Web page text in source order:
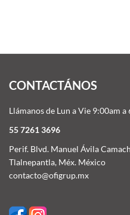
CONTACTÁNOS
Llámanos de Lun a Vie 9:00am a
55 7261 3696
Perif. Blvd. Manuel Ávila
Tlalnepantla, Méx. México
contacto@ofigrup.mx